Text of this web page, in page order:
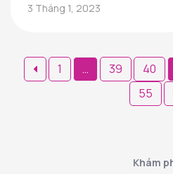
3 Tháng 1, 2023
Phân
trang
1 … 39 40
55
Khám